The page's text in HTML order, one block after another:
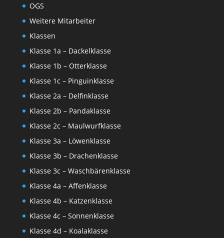
OGS
Weitere Mitarbeiter
Klassen
Klasse 1a – Dackelklasse
Klasse 1b – Otterklasse
Klasse 1c – Pinguinklasse
Klasse 2a – Delfinklasse
Klasse 2b – Pandaklasse
Klasse 2c – Maulwurfklasse
Klasse 3a – Löwenklasse
Klasse 3b – Drachenklasse
Klasse 3c – Waschbärenklasse
Klasse 4a – Affenklasse
Klasse 4b – Katzenklasse
Klasse 4c – Sonnenklasse
Klasse 4d – Koalaklasse